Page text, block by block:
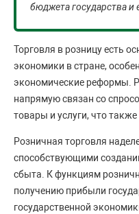
бюджета государства и
Торговля в розницу есть
экономики в стране,
экономические реформы.
напрямую связан со
товары и услуги, что
Розничная торговля
способствующими
сбыта. К функциям
получению прибыли
государственной